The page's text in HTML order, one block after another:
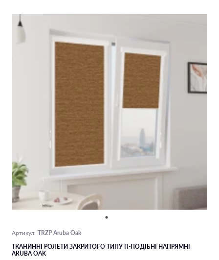
Артикул: TRZP Aruba Oak
ТКАНИННІ РОЛЕТИ ЗАКРИТОГО ТИПУ П-ПОДIБНІ НАПРЯМНІ
ARUBA OAK